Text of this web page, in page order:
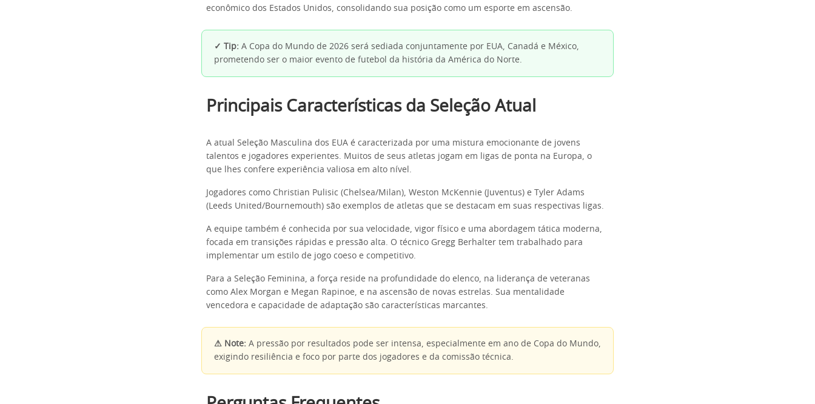
econômico dos Estados Unidos, consolidando sua posição como um esporte em ascensão.
✓ Tip: A Copa do Mundo de 2026 será sediada conjuntamente por EUA, Canadá e México,
prometendo ser o maior evento de futebol da história da América do Norte.
Principais Características da Seleção Atual
A atual Seleção Masculina dos EUA é caracterizada por uma mistura emocionante de jovens
talentos e jogadores experientes. Muitos de seus atletas jogam em ligas de ponta na Europa, o
que lhes confere experiência valiosa em alto nível.
Jogadores como Christian Pulisic (Chelsea/Milan), Weston McKennie (Juventus) e Tyler Adams
(Leeds United/Bournemouth) são exemplos de atletas que se destacam em suas respectivas ligas.
A equipe também é conhecida por sua velocidade, vigor físico e uma abordagem tática moderna,
focada em transições rápidas e pressão alta. O técnico Gregg Berhalter tem trabalhado para
implementar um estilo de jogo coeso e competitivo.
Para a Seleção Feminina, a força reside na profundidade do elenco, na liderança de veteranas
como Alex Morgan e Megan Rapinoe, e na ascensão de novas estrelas. Sua mentalidade
vencedora e capacidade de adaptação são características marcantes.
⚠ Note: A pressão por resultados pode ser intensa, especialmente em ano de Copa do Mundo,
exigindo resiliência e foco por parte dos jogadores e da comissão técnica.